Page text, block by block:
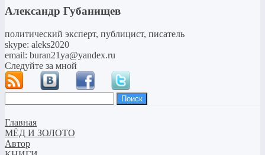
Александр Губанищев
политический эксперт, публицист, писатель
skype: aleks2020
email: buran21ya@yandex.ru
Следуйте за мной
Главная
МЁД И ЗОЛОТО
Автор